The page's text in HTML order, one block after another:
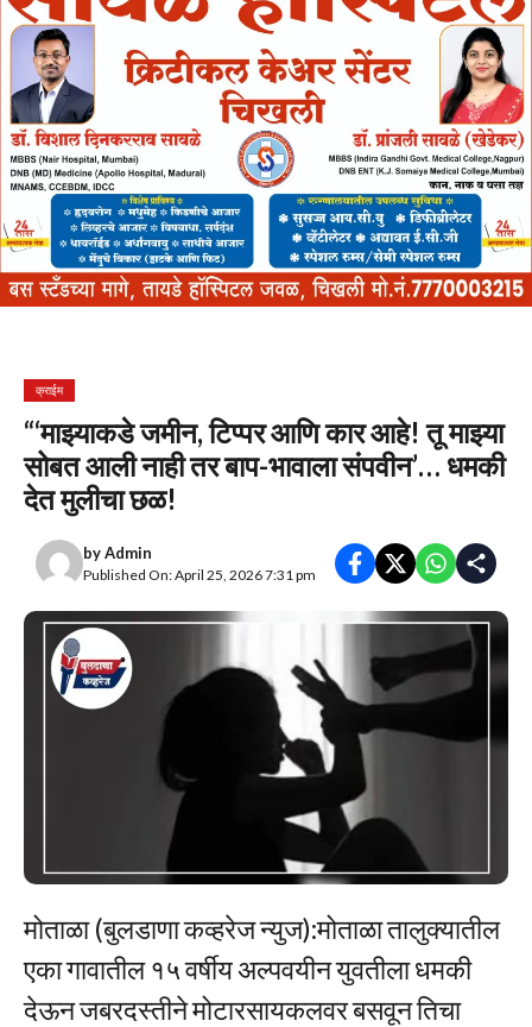
क्राईम
“‘माझ्याकडे जमीन, टिप्पर आणि कार आहे! तू माझ्या
सोबत आली नाही तर बाप-भावाला संपवीन’… धमकी
देत मुलीचा छळ!
byAdmin
Published On: April 25, 2026 7:31 pm
मोताळा (बुलडाणा कव्हरेज न्युज):मोताळा तालुक्यातील
एका गावातील १५ वर्षीय अल्पवयीन युवतीला धमकी
देऊन जबरदस्तीने मोटारसायकलवर बसवून तिचा